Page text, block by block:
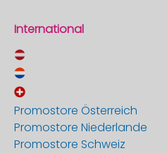
International
Promostore Österreich
Promostore Niederlande
Promostore Schweiz